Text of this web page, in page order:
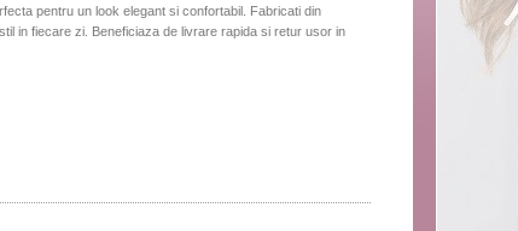
pentru un look elegant si confortabil. Fabricati din
in fiecare zi. Beneficiaza de livrare rapida si retur usor in